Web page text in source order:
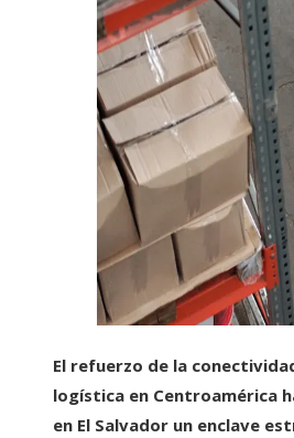
El refuerzo de la
logística en Centroamérica
en El Salvador un enclave